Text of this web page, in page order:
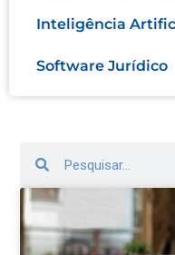
Inteligência
Software Jurídico